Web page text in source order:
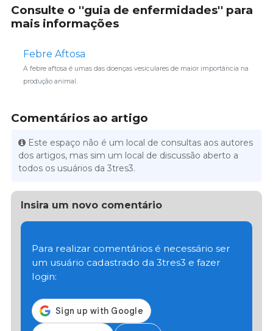
Consulte o ''guia de enfermidades'' para
mais informações
Febre Aftosa
A febre aftosa é umas das doenças vesiculares de maior importância na
produção animal.
Comentários ao artigo
Este espaço não é um local de consultas aos autores
dos artigos, mas sim um local de discussão aberto a
todos os usuários da 3tres3.
Insira um novo comentário
Para realizar comentários é necessário ser
um usuário cadastrado da 3tres3 e fazer
login: